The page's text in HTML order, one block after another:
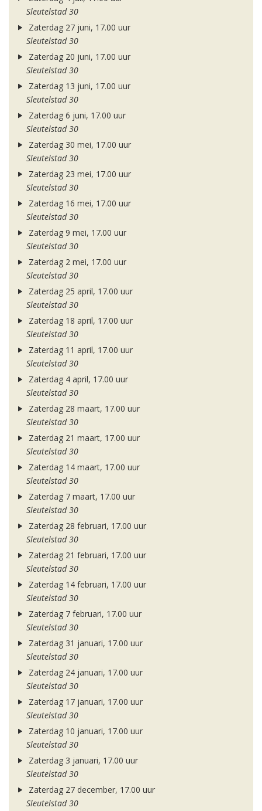
Sleutelstad 30
Zaterdag 27 juni, 17.00 uur
Sleutelstad 30
Zaterdag 20 juni, 17.00 uur
Sleutelstad 30
Zaterdag 13 juni, 17.00 uur
Sleutelstad 30
Zaterdag 6 juni, 17.00 uur
Sleutelstad 30
Zaterdag 30 mei, 17.00 uur
Sleutelstad 30
Zaterdag 23 mei, 17.00 uur
Sleutelstad 30
Zaterdag 16 mei, 17.00 uur
Sleutelstad 30
Zaterdag 9 mei, 17.00 uur
Sleutelstad 30
Zaterdag 2 mei, 17.00 uur
Sleutelstad 30
Zaterdag 25 april, 17.00 uur
Sleutelstad 30
Zaterdag 18 april, 17.00 uur
Sleutelstad 30
Zaterdag 11 april, 17.00 uur
Sleutelstad 30
Zaterdag 4 april, 17.00 uur
Sleutelstad 30
Zaterdag 28 maart, 17.00 uur
Sleutelstad 30
Zaterdag 21 maart, 17.00 uur
Sleutelstad 30
Zaterdag 14 maart, 17.00 uur
Sleutelstad 30
Zaterdag 7 maart, 17.00 uur
Sleutelstad 30
Zaterdag 28 februari, 17.00 uur
Sleutelstad 30
Zaterdag 21 februari, 17.00 uur
Sleutelstad 30
Zaterdag 14 februari, 17.00 uur
Sleutelstad 30
Zaterdag 7 februari, 17.00 uur
Sleutelstad 30
Zaterdag 31 januari, 17.00 uur
Sleutelstad 30
Zaterdag 24 januari, 17.00 uur
Sleutelstad 30
Zaterdag 17 januari, 17.00 uur
Sleutelstad 30
Zaterdag 10 januari, 17.00 uur
Sleutelstad 30
Zaterdag 3 januari, 17.00 uur
Sleutelstad 30
Zaterdag 27 december, 17.00 uur
Sleutelstad 30